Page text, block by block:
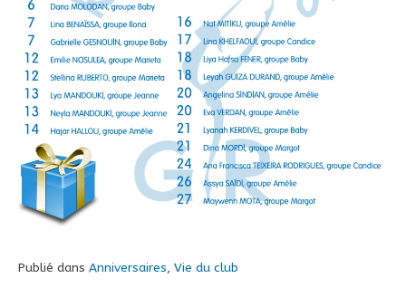
Publié dans Anniversaires, Vie du club